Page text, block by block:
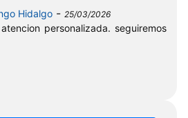
Hidalgo - 25/03/2026
personalizada. seguiremos